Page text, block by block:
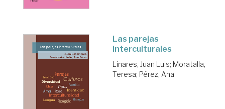
Las parejas
interculturales
Linares, Juan Luis; Moratalla,
Teresa; Pérez, Ana